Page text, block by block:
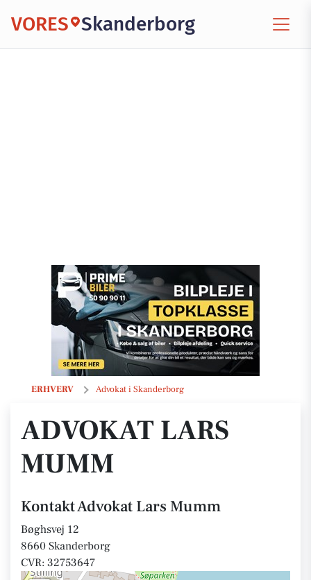
VORES Skanderborg
ERHVERV Advokat i Skanderborg
Advokat Lars Mumm
ADVOKAT LARS
MUMM
Kontakt Advokat Lars Mumm
Bøghsvej 12
8660 Skanderborg
CVR: 32753647